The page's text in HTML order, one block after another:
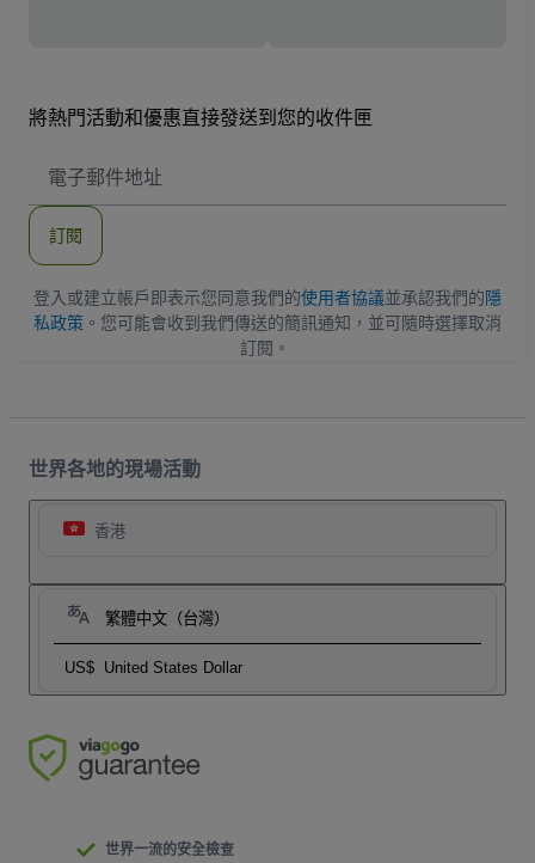
將熱門活動和優惠直接發送到您的收件匣
子
地
訂閱
登入或建立帳戶即表示您同意我們的使用者協議並承認我們的隱
私政策 。您可能會收到我們傳送的簡訊通知，並可隨時選擇取消
訂閱。
世界各地的現場活動
香港
繁體中文（台灣）
US$ United States Dollar
世界一流的安全檢查